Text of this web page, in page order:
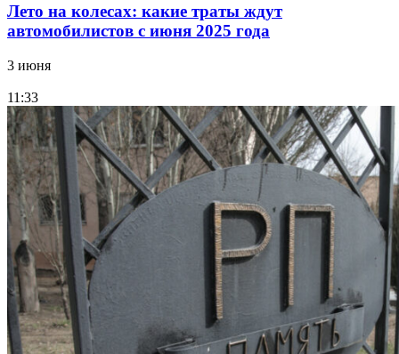
Лето на колесах: какие траты ждут
автомобилистов с июня 2025 года
3 июня
11:33